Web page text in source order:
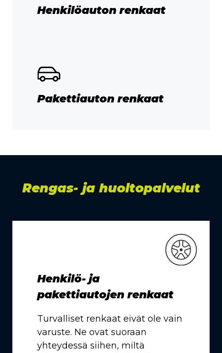
Henkilöauton renkaat
Pakettiauton renkaat
Rengas- ja huoltopalvelut
Henkilö- ja
pakettiautojen renkaat
Turvalliset renkaat eivät ole vain
varuste. Ne ovat suoraan
yhteydessä siihen, miltä